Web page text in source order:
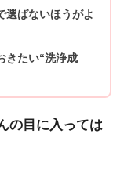
選ばないほうがよ
きたい“洗浄成
の目に入っては